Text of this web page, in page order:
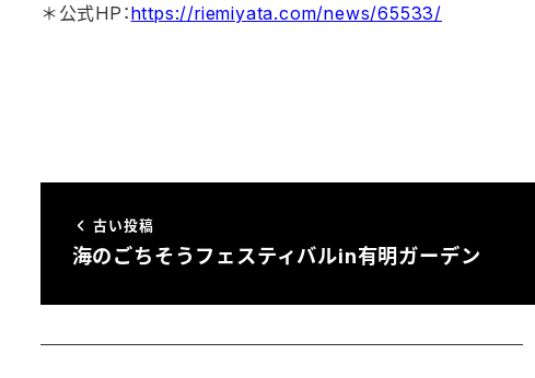
＊公式HP：https://riemiyata.com/news/65533/
古い投稿
海のごちそうフェスティバルin有明ガーデン